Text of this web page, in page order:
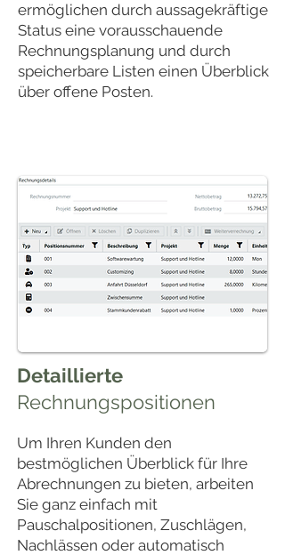
ermöglichen durch aussagekräftige
Status eine vorausschauende
Rechnungsplanung und durch
speicherbare Listen einen Überblick
über offene Posten.
Detaillierte
Rechnungspositionen
Um Ihren Kunden den
bestmöglichen Überblick für Ihre
Abrechnungen zu bieten, arbeiten
Sie ganz einfach mit
Pauschalpositionen, Zuschlägen,
Nachlässen oder automatisch